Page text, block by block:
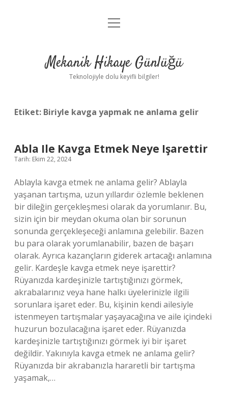
Anasayfa
Yasal Uyarı
menüyü
Mekanik Hikaye Günlüğü
Teknolojiyle dolu keyifli bilgiler!
Etiket: Biriyle kavga yapmak ne anlama gelir
Abla Ile Kavga Etmek Neye Işarettir
Tarih: Ekim 22, 2024
Ablayla kavga etmek ne anlama gelir? Ablayla
yaşanan tartışma, uzun yıllardır özlemle beklenen
bir dileğin gerçekleşmesi olarak da yorumlanır. Bu,
sizin için bir meydan okuma olan bir sorunun
sonunda gerçekleşeceği anlamına gelebilir. Bazen
bu para olarak yorumlanabilir, bazen de başarı
olarak. Ayrıca kazançların giderek artacağı anlamına
gelir. Kardeşle kavga etmek neye işarettir?
Rüyanızda kardeşinizle tartıştığınızı görmek,
akrabalarınız veya hane halkı üyelerinizle ilgili
sorunlara işaret eder. Bu, kişinin kendi ailesiyle
istenmeyen tartışmalar yaşayacağına ve aile içindeki
huzurun bozulacağına işaret eder. Rüyanızda
kardeşinizle tartıştığınızı görmek iyi bir işaret
değildir. Yakınıyla kavga etmek ne anlama gelir?
Rüyanızda bir akrabanızla hararetli bir tartışma
yaşamak,…